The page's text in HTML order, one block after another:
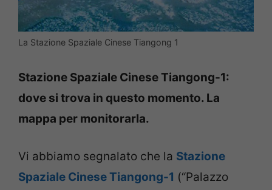
La Stazione Spaziale Cinese Tiangong 1
Stazione Spaziale Cinese Tiangong-1:
dove si trova in questo momento. La
mappa per monitorarla.
Vi abbiamo segnalato che la Stazione
Spaziale Cinese Tiangong-1 (“Palazzo